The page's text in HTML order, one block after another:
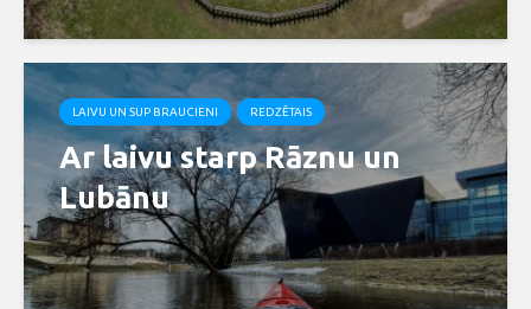
LAIVU UN SUP BRAUCIENI REDZĒTAIS
Ar laivu starp Rāznu un
Lubānu